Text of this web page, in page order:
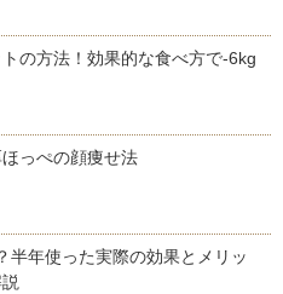
の方法！効果的な食べ方で-6kg
っぺの顔痩せ法
半年使った実際の効果とメリッ